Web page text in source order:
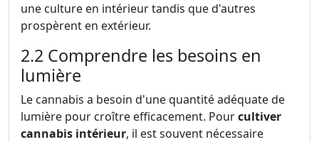
une culture en intérieur tandis que d'autres
prospèrent en extérieur.
2.2 Comprendre les besoins en
lumière
Le cannabis a besoin d'une quantité adéquate de
lumière pour croître efficacement. Pourcultiver
cannabis intérieur, il est souvent nécessaire